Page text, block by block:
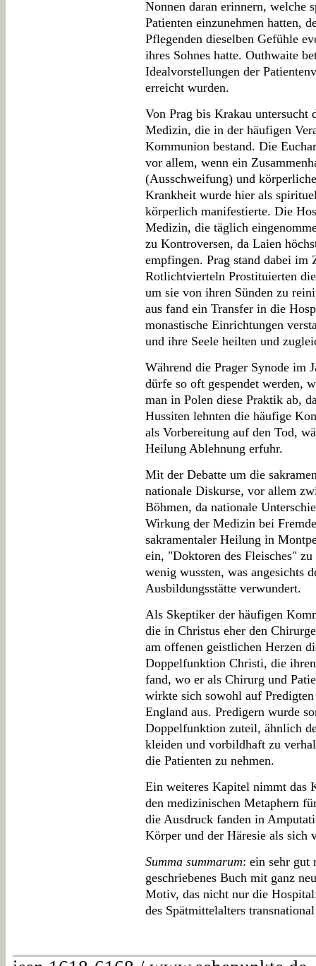
Nonnen daran erinnern, welche
Patienten einzunehmen hatten,
Pflegenden dieselben Gefühle
ihres Sohnes hatte. Outhwaite
Idealvorstellungen der
erreicht wurden.
Von Prag bis Krakau untersucht
Medizin, die in der häufigen
Kommunion bestand. Die
vor allem, wenn ein
(Ausschweifung) und
Krankheit wurde hier als
körperlich manifestierte. Die
Medizin, die täglich
zu Kontroversen, da Laien
empfingen. Prag stand dabei im
Rotlichtvierteln Prostituierten
um sie von ihren Sünden zu
aus fand ein Transfer in die
monastische Einrichtungen
und ihre Seele heilten und
Während die Prager Synode im
dürfe so oft gespendet werden,
man in Polen diese Praktik ab,
Hussiten lehnten die häufige
als Vorbereitung auf den Tod,
Heilung Ablehnung erfuhr.
Mit der Debatte um die
nationale Diskurse, vor allem
Böhmen, da nationale
Wirkung der Medizin bei
sakramentaler Heilung in
ein, "Doktoren des Fleisches"
wenig wussten, was angesichts
Ausbildungsstätte verwundert.
Als Skeptiker der häufigen
die in Christus eher den
am offenen geistlichen Herzen
Doppelfunktion Christi, die
fand, wo er als Chirurg und
wirkte sich sowohl auf
England aus. Predigern wurde
Doppelfunktion zuteil, ähnlich
kleiden und vorbildhaft zu
die Patienten zu nehmen.
Ein weiteres Kapitel nimmt das
den medizinischen Metaphern
die Ausdruck fanden in
Körper und der Häresie als sich
Summa summarum: ein sehr gut
geschriebenes Buch mit ganz
Motiv, das nicht nur die
des Spätmittelalters